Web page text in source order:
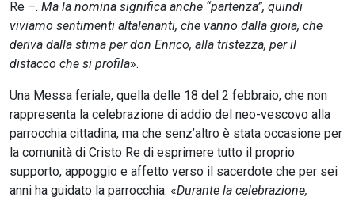
Re –. Ma la nomina significa anche “partenza”, quindi
viviamo sentimenti altalenanti, che vanno dalla gioia, che
deriva dalla stima per don Enrico, alla tristezza, per il
distacco che si profila».
Una Messa feriale, quella delle 18 del 2 febbraio, che non
rappresenta la celebrazione di addio del neo-vescovo alla
parrocchia cittadina, ma che senz’altro è stata occasione per
la comunità di Cristo Re di esprimere tutto il proprio
supporto, appoggio e affetto verso il sacerdote che per sei
anni ha guidato la parrocchia. «Durante la celebrazione,